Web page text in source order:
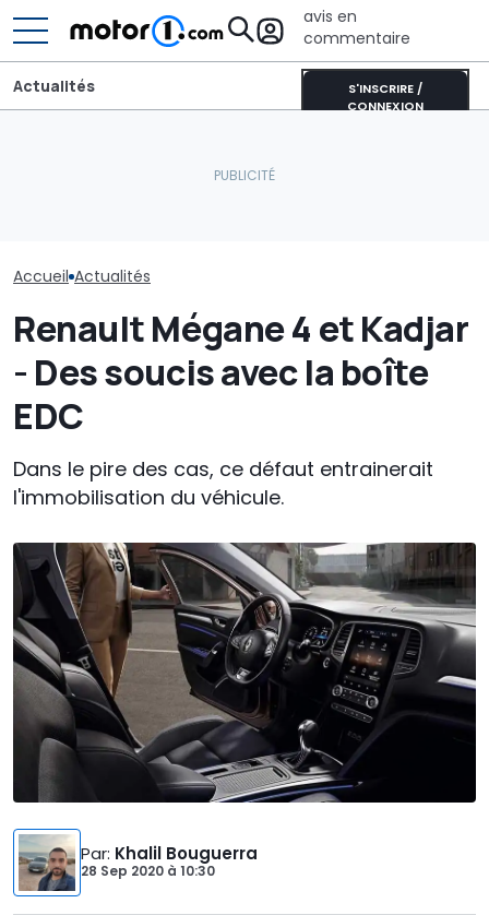
avis en
commentaire
S'INSCRIRE /
CONNEXION
Actualités
Accueil Actualités
Renault Mégane 4 et Kadjar
- Des soucis avec la boîte
EDC
Dans le pire des cas, ce défaut entrainerait
l'immobilisation du véhicule.
Par: Khalil Bouguerra
28 Sep 2020 à 10:30